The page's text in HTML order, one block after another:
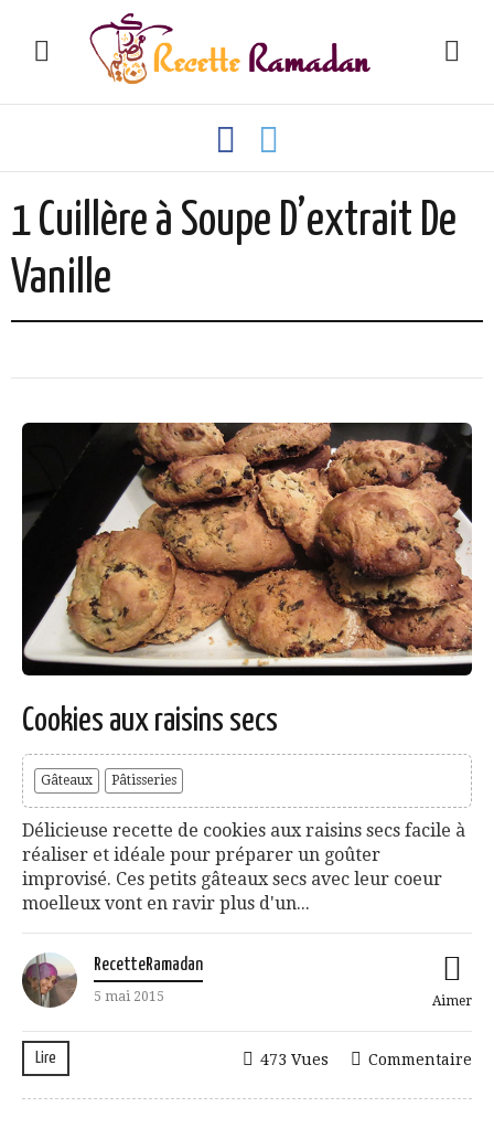
1 Cuillère à Soupe D’extrait De
Vanille
Cookies aux raisins secs
Gâteaux Pâtisseries
Délicieuse recette de cookies aux raisins secs facile à
réaliser et idéale pour préparer un goûter
improvisé. Ces petits gâteaux secs avec leur coeur
moelleux vont en ravir plus d'un...
RecetteRamadan
5 mai 2015 Aimer
Lire Commentaire
473 Vues